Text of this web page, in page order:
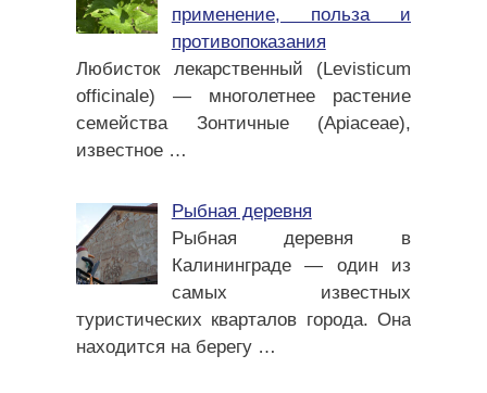
применение, польза и
противопоказания
Любисток лекарственный (Levisticum
officinale) — многолетнее растение
семейства Зонтичные (Apiaceae),
известное …
Рыбная деревня
Рыбная деревня в
Калининграде — один из
самых известных
туристических кварталов города. Она
находится на берегу …